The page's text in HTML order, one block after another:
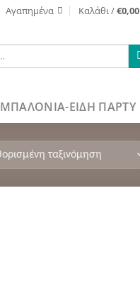
Αγαπημένα Καλάθι /€0,00
ΜΠΑΛΟΝΙΑ-ΕΙΔΗ ΠΑΡΤΥ